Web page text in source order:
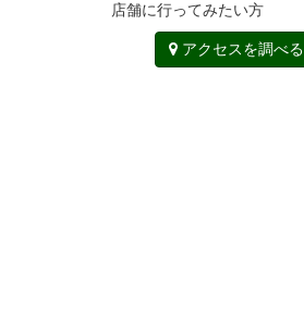
店舗に行ってみたい方
アクセスを調べる